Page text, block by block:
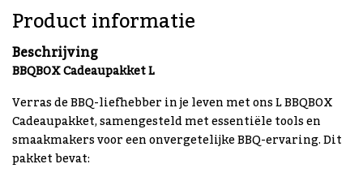
Product informatie
Beschrijving
BBQBOX Cadeaupakket L
Verras de BBQ-liefhebber in je leven met ons L BBQBOX
Cadeaupakket, samengesteld met essentiële tools en
smaakmakers voor een onvergetelijke BBQ-ervaring. Dit
pakket bevat: